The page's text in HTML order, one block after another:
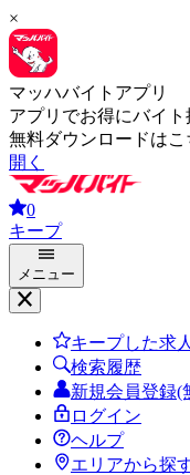
×
マッハバイトアプリ
アプリでお得にバイト
無料ダウンロードはこ
開く
0
キープ
メニュー
キープした求
検索履歴
新規会員登録(
ログイン
ヘルプ
エリアから探